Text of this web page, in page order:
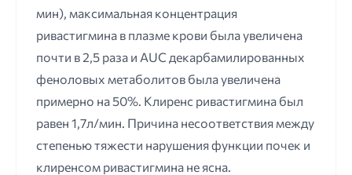
мин), максимальная концентрация
ривастигмина в плазме крови была увеличена
почти в 2,5 раза и AUC декарбамилированных
феноловых метаболитов была увеличена
примерно на 50%. Клиренс ривастигмина был
равен 1,7л/мин. Причина несоответствия между
степенью тяжести нарушения функции почек и
клиренсом ривастигмина не ясна.